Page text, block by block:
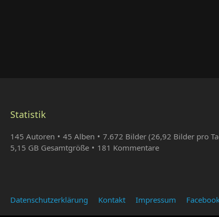
Statistik
145 Autoren 45 Alben 7.672 Bilder (26,92 Bilder pro
5,15 GB Gesamtgröße
181 Kommentare
Datenschutzerklärung Kontakt Impressum